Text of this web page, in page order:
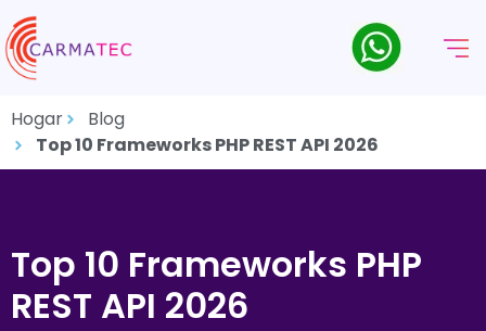
Hogar
Blog
Top 10 Frameworks PHP REST API 2026
Top 10 Frameworks PHP
REST API 2026